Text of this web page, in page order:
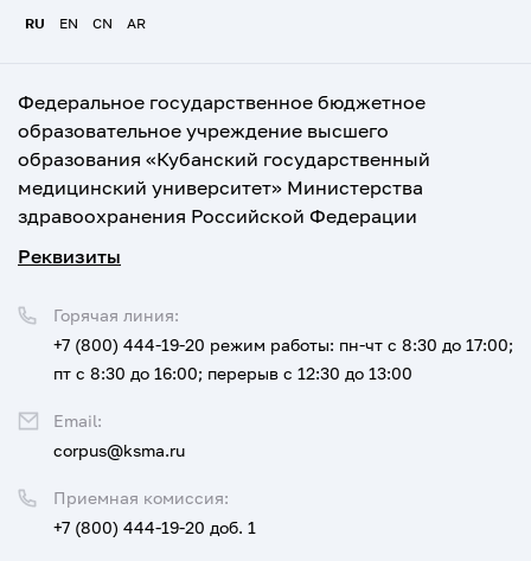
RU EN CN AR
Федеральное государственное бюджетное
образовательное учреждение высшего
образования «Кубанский государственный
медицинский университет» Министерства
здравоохранения Российской Федерации
Реквизиты
Приемная комиссия:
+7 (800) 444-19-20 доб. 1
Горячая линия:
+7 (800) 444-19-20 режим работы: пн-чт с 8:30 до 17:00;
пт с 8:30 до 16:00; перерыв с 12:30 до 13:00
Email:
corpus@ksma.ru